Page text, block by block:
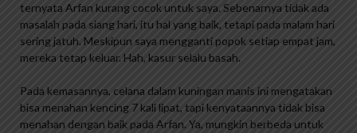
ternyata Arfan kurang cocok untuk saya. Sebenarnya tidak ada
masalah pada siang hari, itu hal yang baik, tetapi pada malam hari
sering jatuh. Meskipun saya mengganti popok setiap empat jam,
mereka tetap keluar. Hah, kasur selalu basah.
Pada kemasannya, celana dalam kuningan manis ini mengatakan
bisa menahan kencing 7 kali lipat, tapi kenyataannya tidak bisa
menahan dengan baik pada Arfan. Ya, mungkin berbeda untuk